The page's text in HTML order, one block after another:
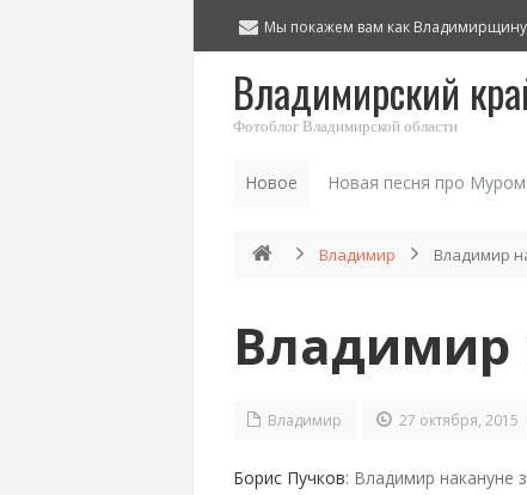
Мы покажем вам как
Владимирский
Фотоблог Владимирской области
Новое Новая песня про
Владимир Владимир
Владимир
Владимир 27 октября, 2015
Борис Пучков: Владимир накануне